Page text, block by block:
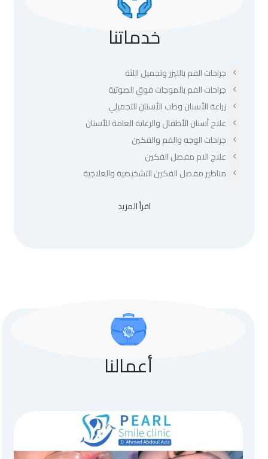
خدماتنا
جراحات الفم بالليزر وتجميل اللثة
جراحات الفم بالموجات فوق الصوتية
زراعة الأسنان وطب الأسنان التجميلي
علاج أسنان الأطفال والرعاية العامة للأسنان
جراحات الوجه والفم والفكين
علاج الام مفصل الفكين
مناظير مفصل الفكين التشخيصية والعلاجية
اقرأ المزيد
أعمالنا